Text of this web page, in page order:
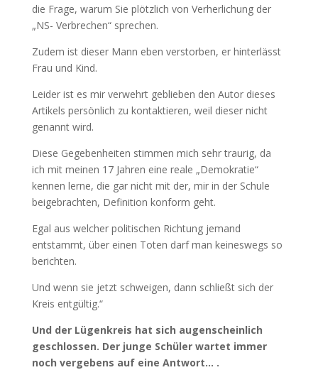
die Frage, warum Sie plötzlich von Verherlichung der
„NS- Verbrechen“ sprechen.
Zudem ist dieser Mann eben verstorben, er hinterlässt
Frau und Kind.
Leider ist es mir verwehrt geblieben den Autor dieses
Artikels persönlich zu kontaktieren, weil dieser nicht
genannt wird.
Diese Gegebenheiten stimmen mich sehr traurig, da
ich mit meinen 17 Jahren eine reale „Demokratie“
kennen lerne, die gar nicht mit der, mir in der Schule
beigebrachten, Definition konform geht.
Egal aus welcher politischen Richtung jemand
entstammt, über einen Toten darf man keineswegs so
berichten.
Und wenn sie jetzt schweigen, dann schließt sich der
Kreis entgültig.“
Und der Lügenkreis hat sich augenscheinlich
geschlossen. Der junge Schüler wartet immer
noch vergebens auf eine Antwort… .